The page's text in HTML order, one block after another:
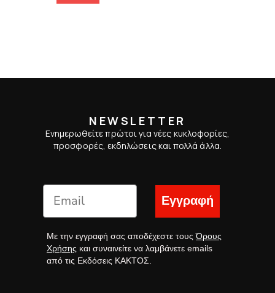
NEWSLETTER
Ενημερωθείτε πρώτοι για νέες κυκλοφορίες,
προσφορές, εκδηλώσεις και πολλά άλλα.
Εγγραφή
Με την εγγραφή σας αποδέχεστε τουςΌρους
Χρήσης και συναινείτε να λαμβάνετε emails
από τις Εκδόσεις ΚΑΚΤΟΣ.